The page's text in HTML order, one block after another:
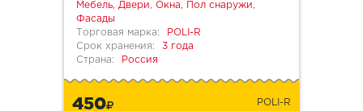
Мебель, Двери, Окна, Пол снаружи,
Фасады
Торговая марка:
POLI-R
Срок хранения:
3 года
Страна:
Россия
450 POLI-R